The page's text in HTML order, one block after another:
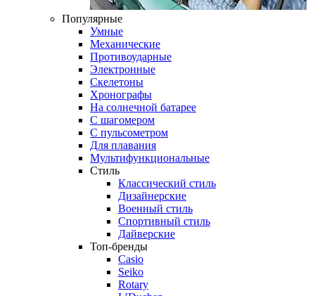
Популярные
Умные
Механические
Противоударные
Электронные
Скелетоны
Хронографы
На солнечной батарее
С шагомером
С пульсометром
Для плавания
Мультифункциональные
Стиль
Классический стиль
Дизайнерские
Военный стиль
Спортивный стиль
Дайверские
Топ-бренды
Casio
Seiko
Rotary